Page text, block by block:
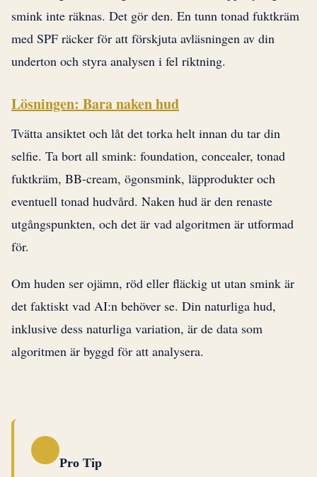
smink inte räknas. Det gör den. En tunn tonad fuktkräm
med SPF räcker för att förskjuta avläsningen av din
underton och styra analysen i fel riktning.
Lösningen: Bara naken hud
Tvätta ansiktet och låt det torka helt innan du tar din
selfie. Ta bort all smink: foundation, concealer, tonad
fuktkräm, BB-cream, ögonsmink, läpprodukter och
eventuell tonad hudvård. Naken hud är den renaste
utgångspunkten, och det är vad algoritmen är utformad
för.
Om huden ser ojämn, röd eller fläckig ut utan smink är
det faktiskt vad AI:n behöver se. Din naturliga hud,
inklusive dess naturliga variation, är de data som
algoritmen är byggd för att analysera.
Pro Tip